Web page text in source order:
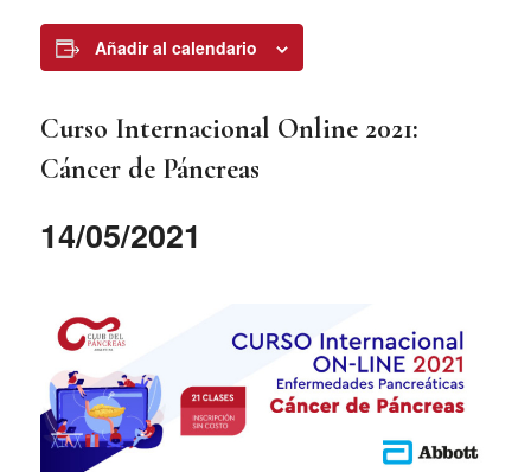
Añadir al calendario
Curso Internacional Online 2021:
Cáncer de Páncreas
14/05/2021